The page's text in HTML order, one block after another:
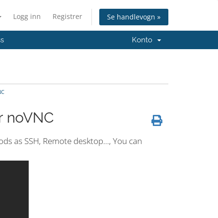
Logg inn Registrer Se handlevogn »
Konto
noVNC
as SSH, Remote desktop..., You can